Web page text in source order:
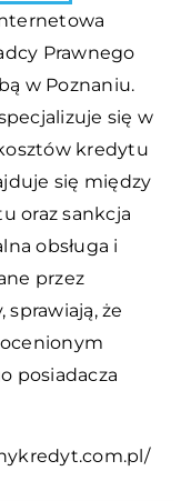
Prawnego
w Poznaniu.
się w
kredytu
się między
oraz sankcja
obsługa i
przez
że
posiadacza